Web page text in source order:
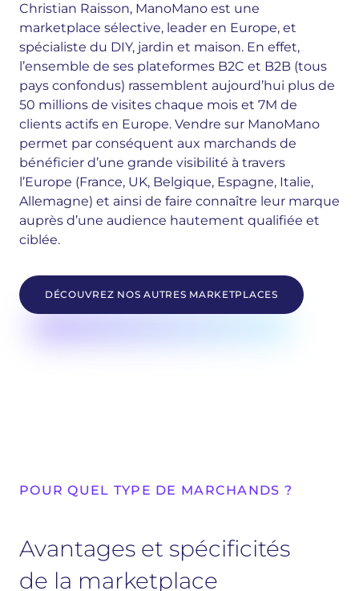
Christian Raisson, ManoMano est une
marketplace sélective, leader en Europe, et
spécialiste du DIY, jardin et maison. En effet,
l’ensemble de ses plateformes B2C et B2B (tous
pays confondus) rassemblent aujourd’hui plus de
50 millions de visites chaque mois et 7M de
clients actifs en Europe. Vendre sur ManoMano
permet par conséquent aux marchands de
bénéficier d’une grande visibilité à travers
l’Europe (France, UK, Belgique, Espagne, Italie,
Allemagne) et ainsi de faire connaître leur marque
auprès d’une audience hautement qualifiée et
ciblée.
DÉCOUVREZ NOS AUTRES MARKETPLACES
POUR QUEL TYPE DE MARCHANDS ?
Avantages et spécificités
de la marketplace